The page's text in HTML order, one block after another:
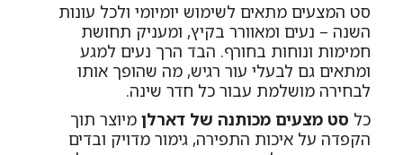
סט המצעים מתאים לשימוש יומיומי ולכל עונות
השנה – נעים ומאוורר בקיץ, ומעניק תחושת
חמימות ונוחות בחורף. הבד הרך נעים למגע
ומתאים גם לבעלי עור רגיש, מה שהופך אותו
לבחירה מושלמת עבור כל חדר שינה.
כל סט מצעים מכותנה של דארלן מיוצר תוך
הקפדה על איכות התפירה, גימור מדויק ובדים